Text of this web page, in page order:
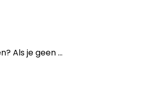
Als je geen ...